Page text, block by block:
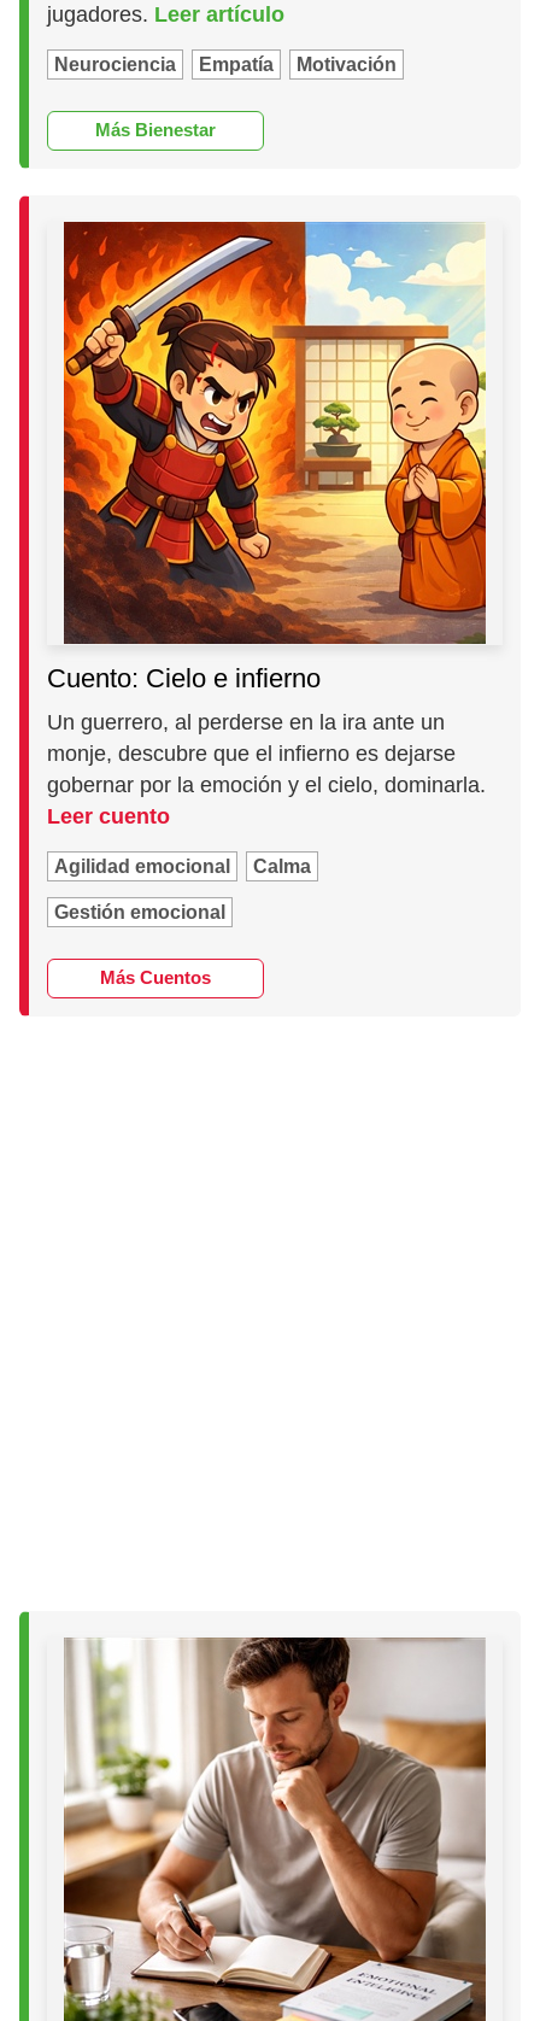
jugadores. Leer artículo
Neurociencia Empatía Motivación
Más Bienestar
Cuento: Cielo e infierno
Un guerrero, al perderse en la ira ante un
monje, descubre que el infierno es dejarse
gobernar por la emoción y el cielo, dominarla.
Leer cuento
Agilidad emocional Calma
Gestión emocional
Más Cuentos